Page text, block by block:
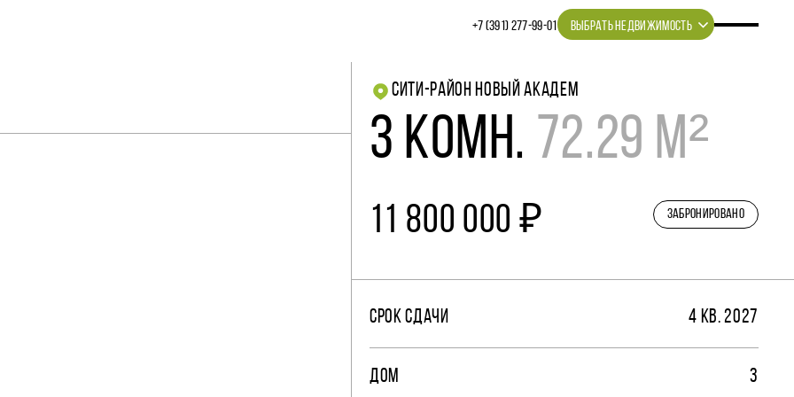
+7 (391) 277‒99‒01 ВЫБРАТЬ НЕДВИЖИМОСТЬ
СИТИ-РАЙОН НОВЫЙ АКАДЕМ
3 КОМН. 72.29 М²
11 800 000 ₽ ЗАБРОНИРОВАНО
СРОК СДАЧИ 4 КВ. 2027
ДОМ 3